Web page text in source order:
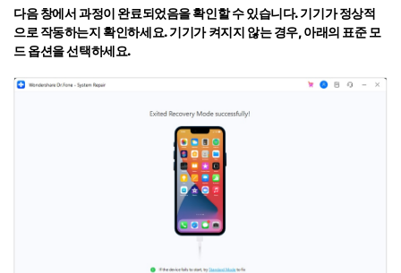
다음 창에서 과정이 완료되었음을 확인할 수 있습니다. 기기가 정상적
으로 작동하는지 확인하세요. 기기가 켜지지 않는 경우, 아래의 표준 모
드 옵션을 선택하세요.